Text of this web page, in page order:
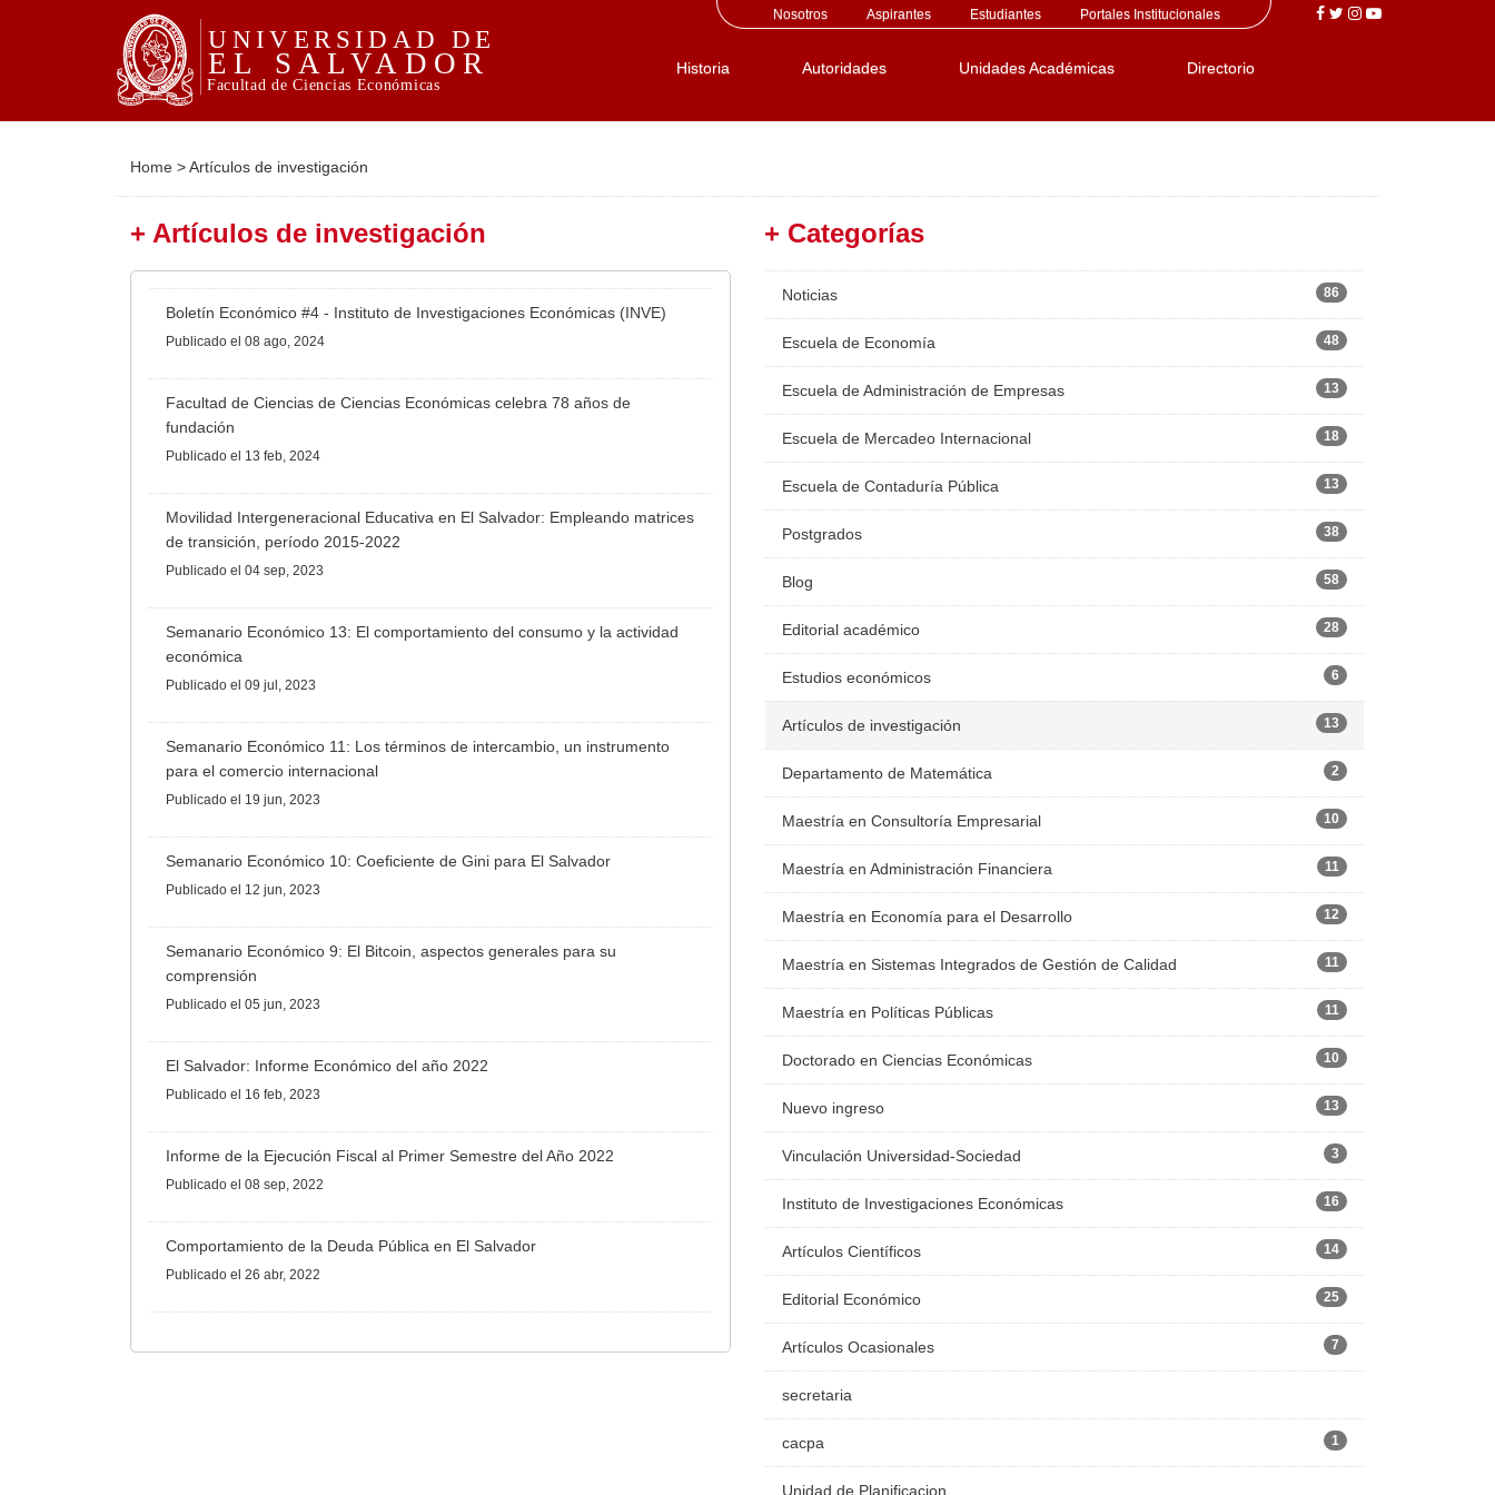
Nosotros Aspirantes Estudiantes Portales Institucionales
Historia Autoridades Unidades Académicas Directorio
Home >Artículos de investigación
+ Artículos de investigación
Boletín Económico #4 - Instituto de Investigaciones Económicas (INVE)
Publicado el 08 ago, 2024
Facultad de Ciencias de Ciencias Económicas celebra 78 años de
fundación
Publicado el 13 feb, 2024
Movilidad Intergeneracional Educativa en El Salvador: Empleando matrices
de transición, período 2015-2022
Publicado el 04 sep, 2023
Semanario Económico 13: El comportamiento del consumo y la actividad
económica
Publicado el 09 jul, 2023
Semanario Económico 11: Los términos de intercambio, un instrumento
para el comercio internacional
Publicado el 19 jun, 2023
Semanario Económico 10: Coeficiente de Gini para El Salvador
Publicado el 12 jun, 2023
Semanario Económico 9: El Bitcoin, aspectos generales para su
comprensión
Publicado el 05 jun, 2023
El Salvador: Informe Económico del año 2022
Publicado el 16 feb, 2023
Informe de la Ejecución Fiscal al Primer Semestre del Año 2022
Publicado el 08 sep, 2022
Comportamiento de la Deuda Pública en El Salvador
Publicado el 26 abr, 2022
+ Categorías
Noticias 86
Escuela de Economía 48
Escuela de Administración de Empresas 13
Escuela de Mercadeo Internacional 18
Escuela de Contaduría Pública 13
Postgrados 38
Blog 58
Editorial académico 28
Estudios económicos 6
Artículos de investigación 13
Departamento de Matemática 2
Maestría en Consultoría Empresarial 10
Maestría en Administración Financiera 11
Maestría en Economía para el Desarrollo 12
Maestría en Sistemas Integrados de Gestión de Calidad 11
Maestría en Políticas Públicas 11
Doctorado en Ciencias Económicas 10
Nuevo ingreso 13
Vinculación Universidad-Sociedad 3
Instituto de Investigaciones Económicas 16
Artículos Científicos 14
Editorial Económico 25
Artículos Ocasionales 7
secretaria
cacpa 1
Unidad de Planificacion